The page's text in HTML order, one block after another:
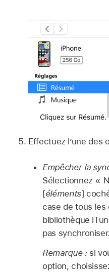
Effectuez l’une des
Empêcher la
Sélectionnez «
[éléments]
case de tous les
bibliothèque
pas synchroniser.
Remarque : si
option,